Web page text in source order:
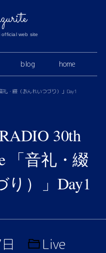
official web site
blog home
・綴（おんれいつづり）」Day1
30th
「音礼・綴
り）」Day1
日 Live